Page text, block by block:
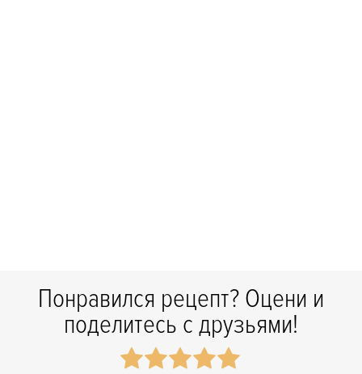
Понравился рецепт? Оцени и
поделитесь с друзьями!